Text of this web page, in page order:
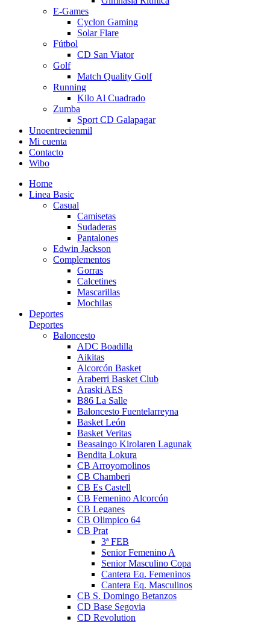
E-Games
Cyclon Gaming
Solar Flare
Fútbol
CD San Viator
Golf
Match Quality Golf
Running
Kilo Al Cuadrado
Zumba
Sport CD Galapagar
Unoentrecienmil
Mi cuenta
Contacto
Wibo
Home
Linea Basic
Casual
Camisetas
Sudaderas
Pantalones
Edwin Jackson
Complementos
Gorras
Calcetines
Mascarillas
Mochilas
Deportes
Deportes
Baloncesto
ADC Boadilla
Aikitas
Alcorcón Basket
Araberri Basket Club
Araski AES
B86 La Salle
Baloncesto Fuentelarreyna
Basket León
Basket Veritas
Beasaingo Kirolaren Lagunak
Bendita Lokura
CB Arroyomolinos
CB Chamberi
CB Es Castell
CB Femenino Alcorcón
CB Leganes
CB Olimpico 64
CB Prat
3ª FEB
Senior Femenino A
Senior Masculino Copa
Cantera Eq. Femeninos
Cantera Eq. Masculinos
CB S. Domingo Betanzos
CD Base Segovia
CD Revolution